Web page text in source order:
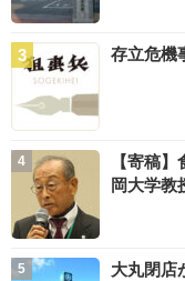
存立危機
【寄稿
岡大学
大丸閉店